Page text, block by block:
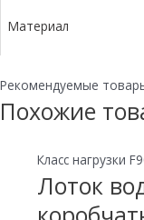
Материал
Рекомендуемые
Похожие
Класс нагрузки
Лоток